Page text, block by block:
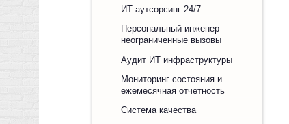
ИТ аутсорсинг 24/7
Персональный инженер
неограниченные вызовы
Аудит ИТ инфраструктуры
Мониторинг состояния и
ежемесячная отчетность
Система качества